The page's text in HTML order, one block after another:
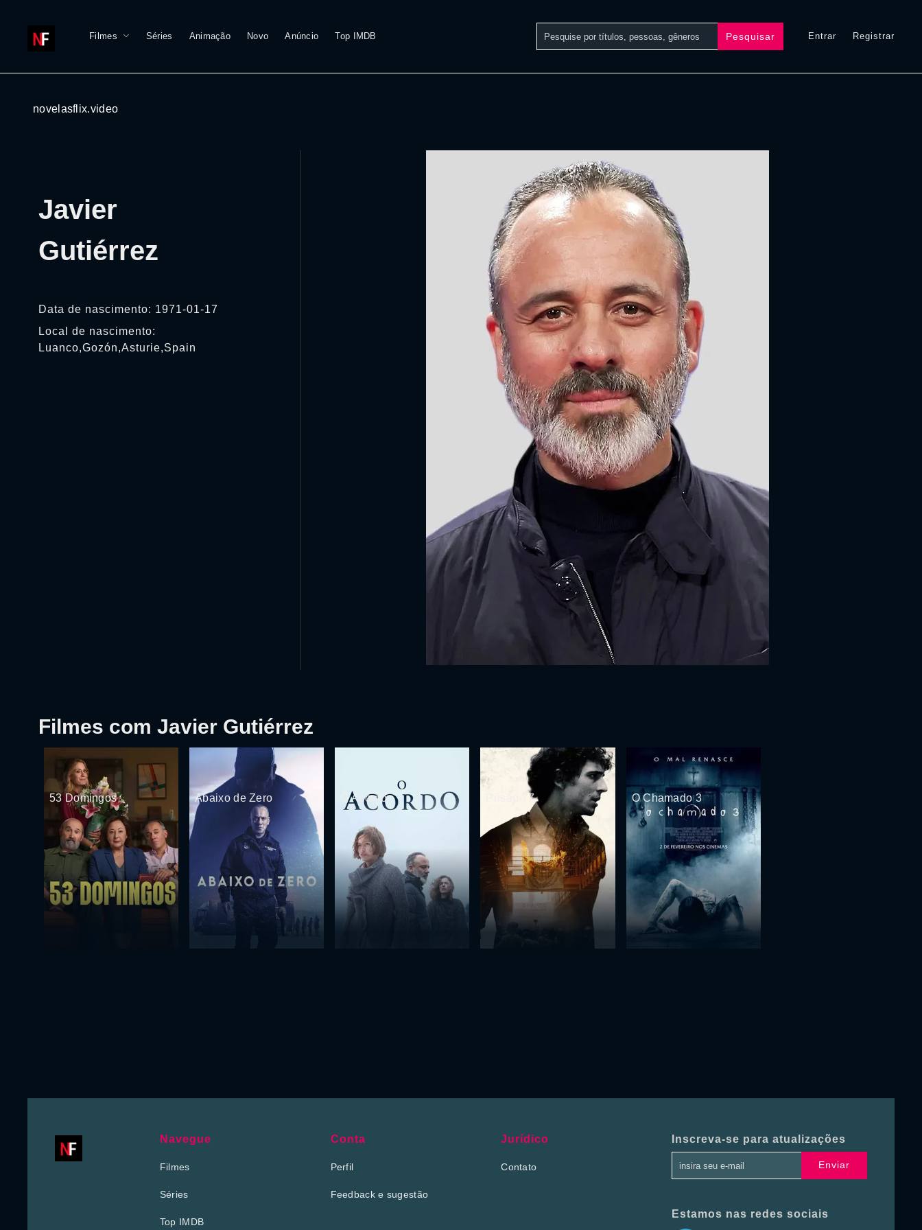
Filmes Séries Animação Novo Anúncio Top IMDB Pesquisar Entrar Registrar
novelasflix.video
Javier
Gutiérrez
Data de nascimento: 1971-01-17
Local de nascimento:
Luanco,Gozón,Asturie,Spain
Filmes com Javier Gutiérrez
53 Domingos Abaixo de Zero O Acordo Prisão 77 O Chamado 3
Navegue
Filmes
Séries
Top IMDB
Conta
Perfil
Feedback e sugestão
Jurídico
Contato
Inscreva-se para atualizações
Enviar
Estamos nas redes sociais